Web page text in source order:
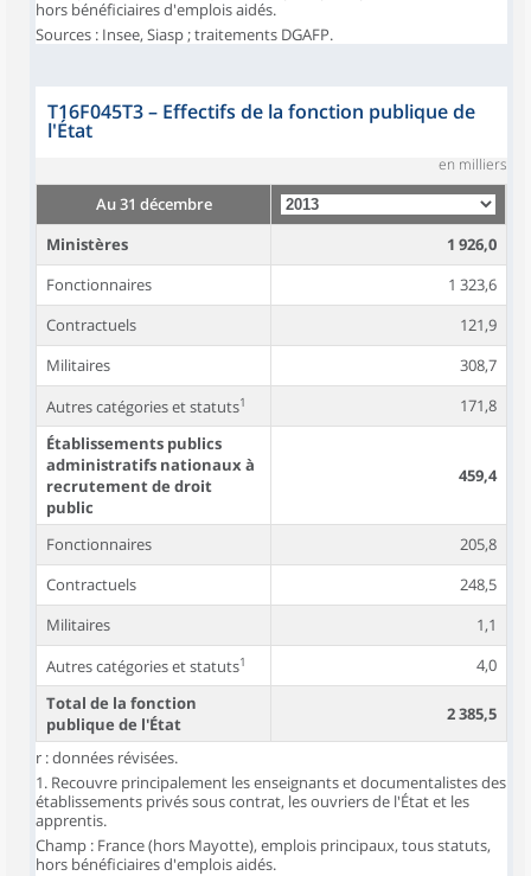
hors bénéficiaires d'emplois aidés.
Sources : Insee, Siasp ; traitements DGAFP.
T16F045T3– Effectifs de la fonction publique de
l'État
en milliers
Au 31 décembre
Ministères
1 926,0
Fonctionnaires
1 323,6
Contractuels
121,9
Militaires
308,7
Autres catégories et statuts1
171,8
Établissements publics
administratifs nationaux à
recrutement de droit
public
459,4
Fonctionnaires
205,8
Contractuels
248,5
Militaires
1,1
Autres catégories et statuts1
4,0
Total de la fonction
publique de l'État
2 385,5
r : données révisées.
1. Recouvre principalement les enseignants et documentalistes des
établissements privés sous contrat, les ouvriers de l'État et les
apprentis.
Champ : France (hors Mayotte), emplois principaux, tous statuts,
hors bénéficiaires d'emplois aidés.